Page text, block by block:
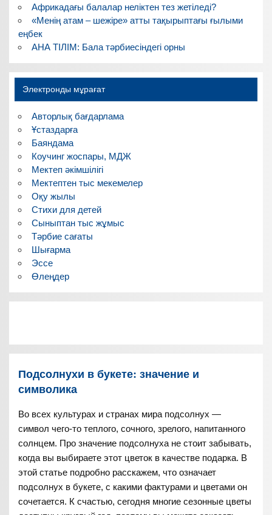
Африкадағы балалар неліктен тез жетіледі?
«Менің атам – шежіре» атты тақырыптағы ғылыми
еңбек
АНА ТІЛІМ: Бала тәрбиесіндегі орны
Электронды мұрағат
Авторлық бағдарлама
Ұстаздарға
Баяндама
Коучинг жоспары, МДЖ
Мектеп әкімшілігі
Мектептен тыс мекемелер
Оқу жылы
Стихи для детей
Сыныптан тыс жұмыс
Тәрбие сағаты
Шығарма
Эссе
Өлеңдер
Подсолнухи в букете: значение и
символика
Во всех культурах и странах мира подсолнух —
символ чего-то теплого, сочного, зрелого, напитанного
солнцем. Про значение подсолнуха не стоит забывать,
когда вы выбираете этот цветок в качестве подарка. В
этой статье подробно расскажем, что означает
подсолнух в букете, с какими фактурами и цветами он
сочетается. К счастью, сегодня многие сезонные цветы